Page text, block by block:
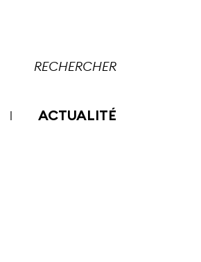
ACTUALITÉ